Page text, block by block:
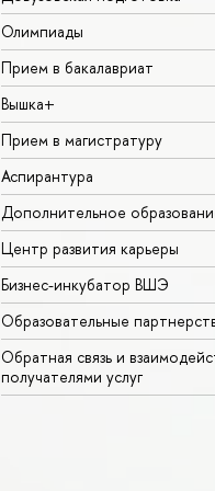
Олимпиады
Прием в бакалавриат
Вышка+
Прием в магистратуру
Аспирантура
Дополнительное
Центр развития карьеры
Бизнес-инкубатор ВШЭ
Образовательные
Обратная связь и
получателями услуг